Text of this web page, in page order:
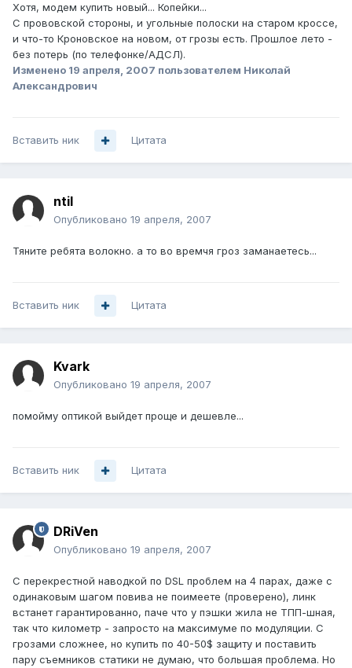
Хотя, модем купить новый... Копейки...
С прововской стороны, и угольные полоски на старом кроссе,
и что-то Кроновское на новом, от грозы есть. Прошлое лето -
без потерь (по телефонке/АДСЛ).
Изменено 19 апреля, 2007 пользователем Николай
Александрович
Вставить ник Цитата
ntil
Опубликовано 19 апреля, 2007
Тяните ребята волокно. а то во времчя гроз заманаетесь...
Вставить ник Цитата
Kvark
Опубликовано 19 апреля, 2007
помойму оптикой выйдет проще и дешевле...
Вставить ник Цитата
DRiVen
Опубликовано 19 апреля, 2007
С перекрестной наводкой по DSL проблем на 4 парах, даже с
одинаковым шагом повива не поимеете (проверено), линк
встанет гарантированно, паче что у пэшки жила не ТПП-шная,
так что километр - запросто на максимуме по модуляции. С
грозами сложнее, но купить по 40-50$ защиту и поставить
пару съемников статики не думаю, что большая проблема. Но